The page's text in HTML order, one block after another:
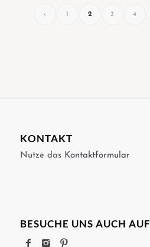
‹ 1 2 3 4
KONTAKT
Nutze das Kontaktformular
BESUCHE UNS AUCH AUF